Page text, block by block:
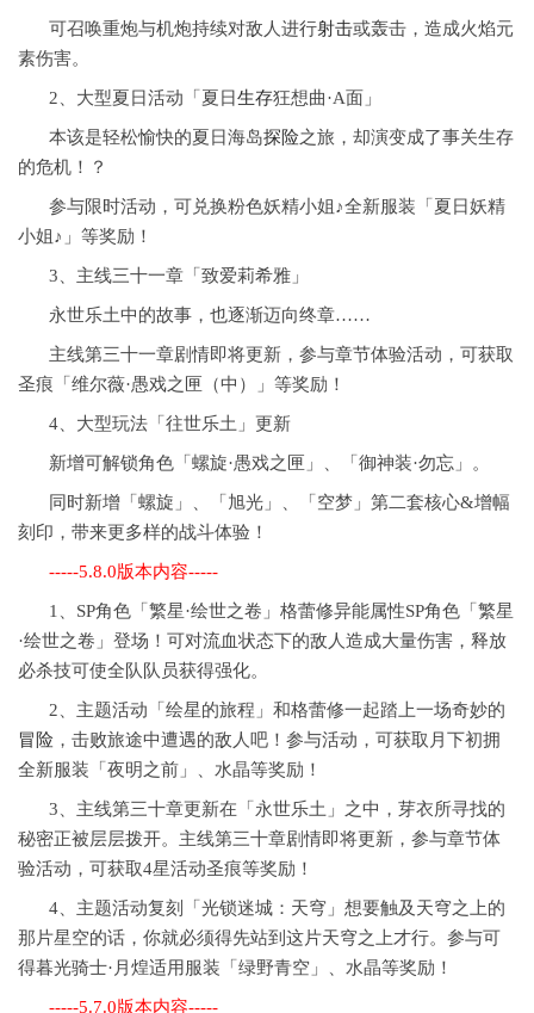
可召唤重炮与机炮持续对敌人进行射击或轰击，造成火焰元
素伤害。
2、大型夏日活动「夏日生存狂想曲·A面」
本该是轻松愉快的夏日海岛探险之旅，却演变成了事关生存
的危机！？
参与限时活动，可兑换粉色妖精小姐♪全新服装「夏日妖精
小姐♪」等奖励！
3、主线三十一章「致爱莉希雅」
永世乐土中的故事，也逐渐迈向终章……
主线第三十一章剧情即将更新，参与章节体验活动，可获取
圣痕「维尔薇·愚戏之匣（中）」等奖励！
4、大型玩法「往世乐土」更新
新增可解锁角色「螺旋·愚戏之匣」、「御神装·勿忘」。
同时新增「螺旋」、「旭光」、「空梦」第二套核心&增幅
刻印，带来更多样的战斗体验！
-----5.8.0版本内容-----
1、SP角色「繁星·绘世之卷」格蕾修异能属性SP角色「繁星
·绘世之卷」登场！可对流血状态下的敌人造成大量伤害，释放
必杀技可使全队队员获得强化。
2、主题活动「绘星的旅程」和格蕾修一起踏上一场奇妙的
冒险 ，击败旅途中遭遇的敌人吧！参与活动，可获取月下初拥
全新服装「夜明之前」、水晶等奖励！
3、主线第三十章更新在「永世乐土」之中，芽衣所寻找的
秘密正被层层拨开。主线第三十章剧情即将更新，参与章节体
验活动，可获取4星活动圣痕等奖励！
4、主题活动复刻「光锁迷城：天穹」想要触及天穹之上的
那片星空的话，你就必须得先站到这片天穹之上才行。参与可
得暮光骑士·月煌适用服装「绿野青空」、水晶等奖励！
-----5.7.0版本内容-----